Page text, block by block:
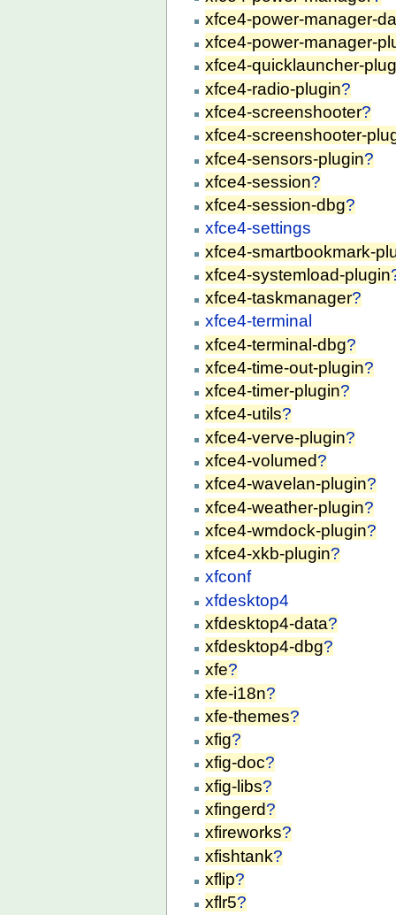
xfce4-power-manager-
xfce4-power-manager-
xfce4-quicklauncher-
xfce4-radio-plugin?
xfce4-screenshooter?
xfce4-screenshooter-
xfce4-sensors-plugin?
xfce4-session?
xfce4-session-dbg?
xfce4-settings
xfce4-smartbookmark-
xfce4-systemload-plugin
xfce4-taskmanager?
xfce4-terminal
xfce4-terminal-dbg?
xfce4-time-out-plugin?
xfce4-timer-plugin?
xfce4-utils?
xfce4-verve-plugin?
xfce4-volumed?
xfce4-wavelan-plugin?
xfce4-weather-plugin?
xfce4-wmdock-plugin?
xfce4-xkb-plugin?
xfconf
xfdesktop4
xfdesktop4-data?
xfdesktop4-dbg?
xfe?
xfe-i18n?
xfe-themes?
xfig?
xfig-doc?
xfig-libs?
xfingerd?
xfireworks?
xfishtank?
xflip?
xflr5?